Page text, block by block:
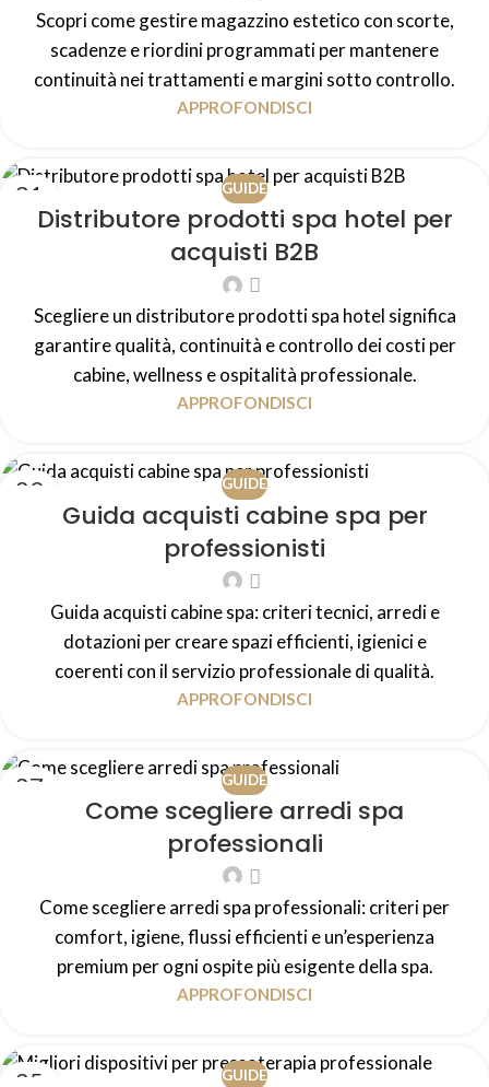
Scopri come gestire magazzino estetico con scorte,
scadenze e riordini programmati per mantenere
continuità nei trattamenti e margini sotto controllo.
APPROFONDISCI
31
LUG
GUIDE
Distributore prodotti spa hotel per
acquisti B2B
Scegliere un distributore prodotti spa hotel significa
garantire qualità, continuità e controllo dei costi per
cabine, wellness e ospitalità professionale.
APPROFONDISCI
29 GUIDE
Guida acquisti cabine spa per
professionisti
Guida acquisti cabine spa: criteri tecnici, arredi e
dotazioni per creare spazi efficienti, igienici e
coerenti con il servizio professionale di qualità.
APPROFONDISCI
27 GUIDE
Come scegliere arredi spa
professionali
Come scegliere arredi spa professionali: criteri per
comfort, igiene, flussi efficienti e un’esperienza
premium per ogni ospite più esigente della spa.
APPROFONDISCI
25 GUIDE